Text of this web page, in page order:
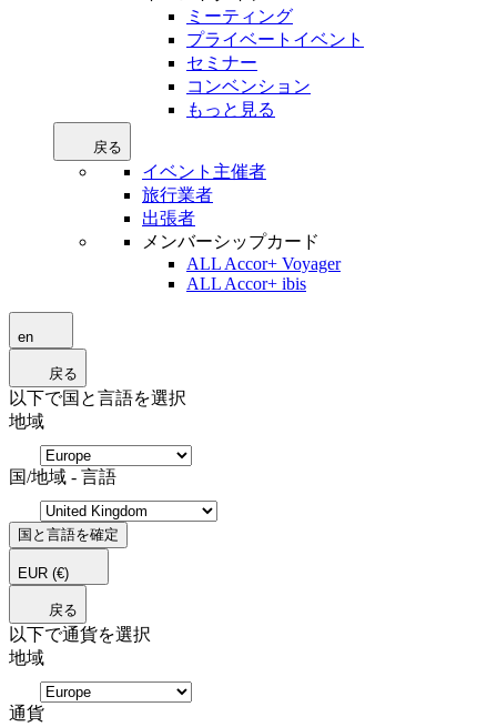
ミーティング
プライベートイベント
セミナー
コンベンション
もっと見る
戻る
イベント主催者
旅行業者
出張者
メンバーシップカード
ALL Accor+ Voyager
ALL Accor+ ibis
en
戻る
以下で国と言語を選択
地域
国/地域 - 言語
国と言語を確定
EUR (€)
戻る
以下で通貨を選択
地域
通貨